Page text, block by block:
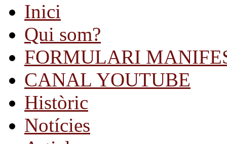
Inici
Qui som?
FORMULARI
CANAL YOUTUBE
Històric
Notícies